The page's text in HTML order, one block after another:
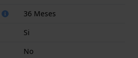
36 Meses
Si
No